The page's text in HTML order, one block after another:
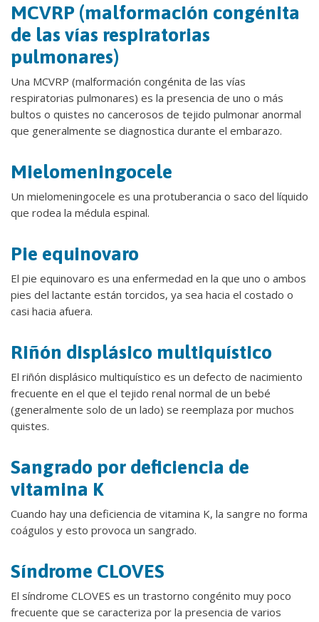
MCVRP (malformación congénita
de las vías respiratorias
pulmonares)
Una MCVRP (malformación congénita de las vías
respiratorias pulmonares) es la presencia de uno o más
bultos o quistes no cancerosos de tejido pulmonar anormal
que generalmente se diagnostica durante el embarazo.
Mielomeningocele
Un mielomeningocele es una protuberancia o saco del líquido
que rodea la médula espinal.
Pie equinovaro
El pie equinovaro es una enfermedad en la que uno o ambos
pies del lactante están torcidos, ya sea hacia el costado o
casi hacia afuera.
Riñón displásico multiquístico
El riñón displásico multiquístico es un defecto de nacimiento
frecuente en el que el tejido renal normal de un bebé
(generalmente solo de un lado) se reemplaza por muchos
quistes.
Sangrado por deficiencia de
vitamina K
Cuando hay una deficiencia de vitamina K, la sangre no forma
coágulos y esto provoca un sangrado.
Síndrome CLOVES
El síndrome CLOVES es un trastorno congénito muy poco
frecuente que se caracteriza por la presencia de varios